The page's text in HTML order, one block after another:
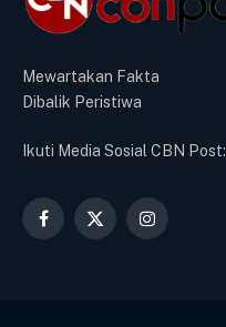
Mewartakan Fakta
Dibalik Peristiwa
Ikuti Media Sosial CBN Post:
Facebook
X
Instagram